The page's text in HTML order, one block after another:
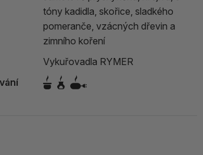
(Aloe vera)tóny kadidla, skořice, sladkého
pomeranče, vzácných dřevin a
zimního koření
Vykuřovadla RYMER